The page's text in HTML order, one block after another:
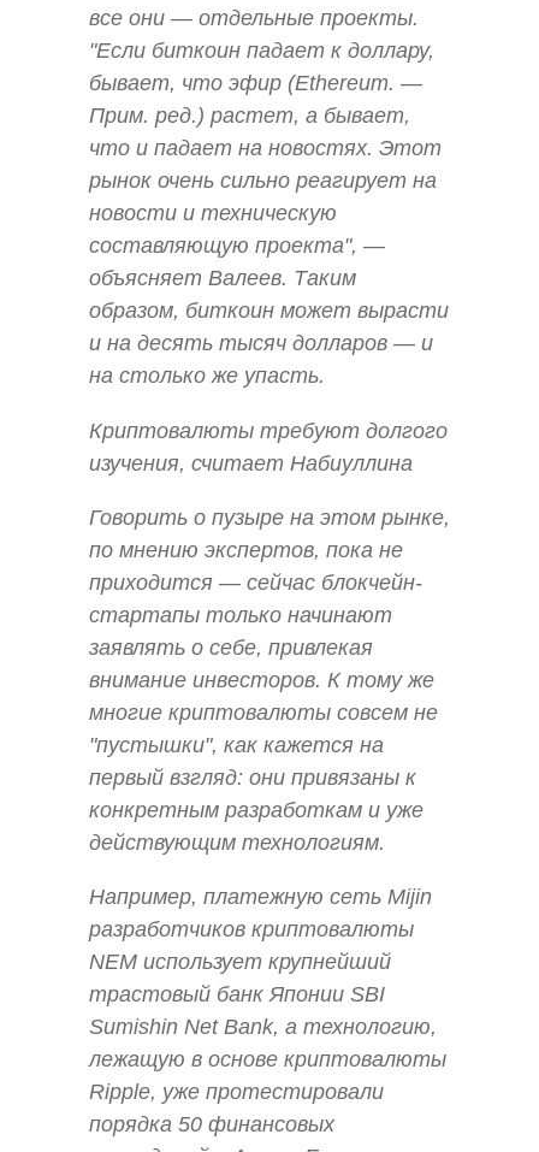
все они — отдельные проекты.
"Если биткоин падает к доллару,
бывает, что эфир (Ethereum. —
Прим. ред.) растет, а бывает,
что и падает на новостях. Этот
рынок очень сильно реагирует на
новости и техническую
составляющую проекта", —
объясняет Валеев. Таким
образом, биткоин может вырасти
и на десять тысяч долларов — и
на столько же упасть.
Криптовалюты требуют долгого
изучения, считает Набиуллина
Говорить о пузыре на этом рынке,
по мнению экспертов, пока не
приходится — сейчас блокчейн-
стартапы только начинают
заявлять о себе, привлекая
внимание инвесторов. К тому же
многие криптовалюты совсем не
"пустышки", как кажется на
первый взгляд: они привязаны к
конкретным разработкам и уже
действующим технологиям.
Например, платежную сеть Mijin
разработчиков криптовалюты
NEM использует крупнейший
трастовый банк Японии SBI
Sumishin Net Bank, а технологию,
лежащую в основе криптовалюты
Ripple, уже протестировали
порядка 50 финансовых